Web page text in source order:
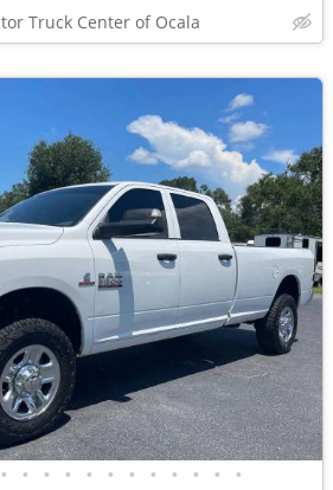
Truck Center of Ocala
• • • • • • • • • • • •